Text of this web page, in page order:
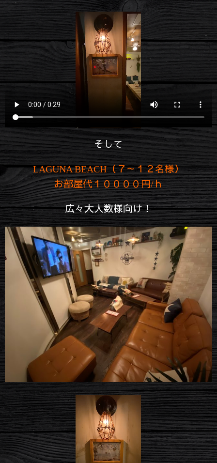
そして
LAGUNA BEACH（７～１２名様）
お部屋代１００００円/ｈ
広々大人数様向け！